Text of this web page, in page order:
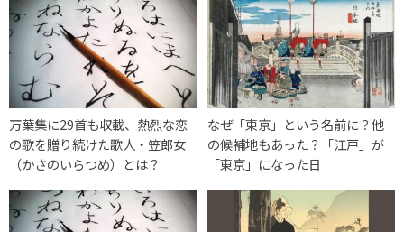
万葉集に29首も収載、熱烈な恋
の歌を贈り続けた歌人・笠郎女
（かさのいらつめ）とは？
なぜ「東京」という名前に？他
の候補地もあった？「江戸」が
「東京」になった日